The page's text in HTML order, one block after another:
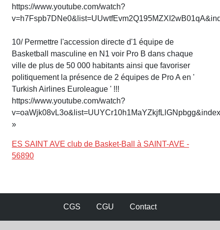
https://www.youtube.com/watch?
10/ Permettre l'accession directe d'1 équipe de
Basketball masculine en N1 voir Pro B dans chaque
ville de plus de 50 000 habitants ainsi que favoriser
politiquement la présence de 2 équipes de Pro A en '
Turkish Airlines Euroleague ' !!!
https://www.youtube.com/watch?
»
ES SAINT AVE club de Basket-Ball à SAINT-AVE -
56890
CGS CGU Contact